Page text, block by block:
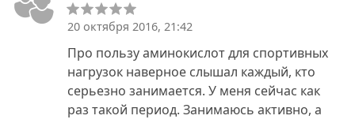
20 октября 2016, 21:42
Про пользу аминокислот для спортивных
нагрузок наверное слышал каждый, кто
серьезно занимается. У меня сейчас как
раз такой период. Занимаюсь активно, а